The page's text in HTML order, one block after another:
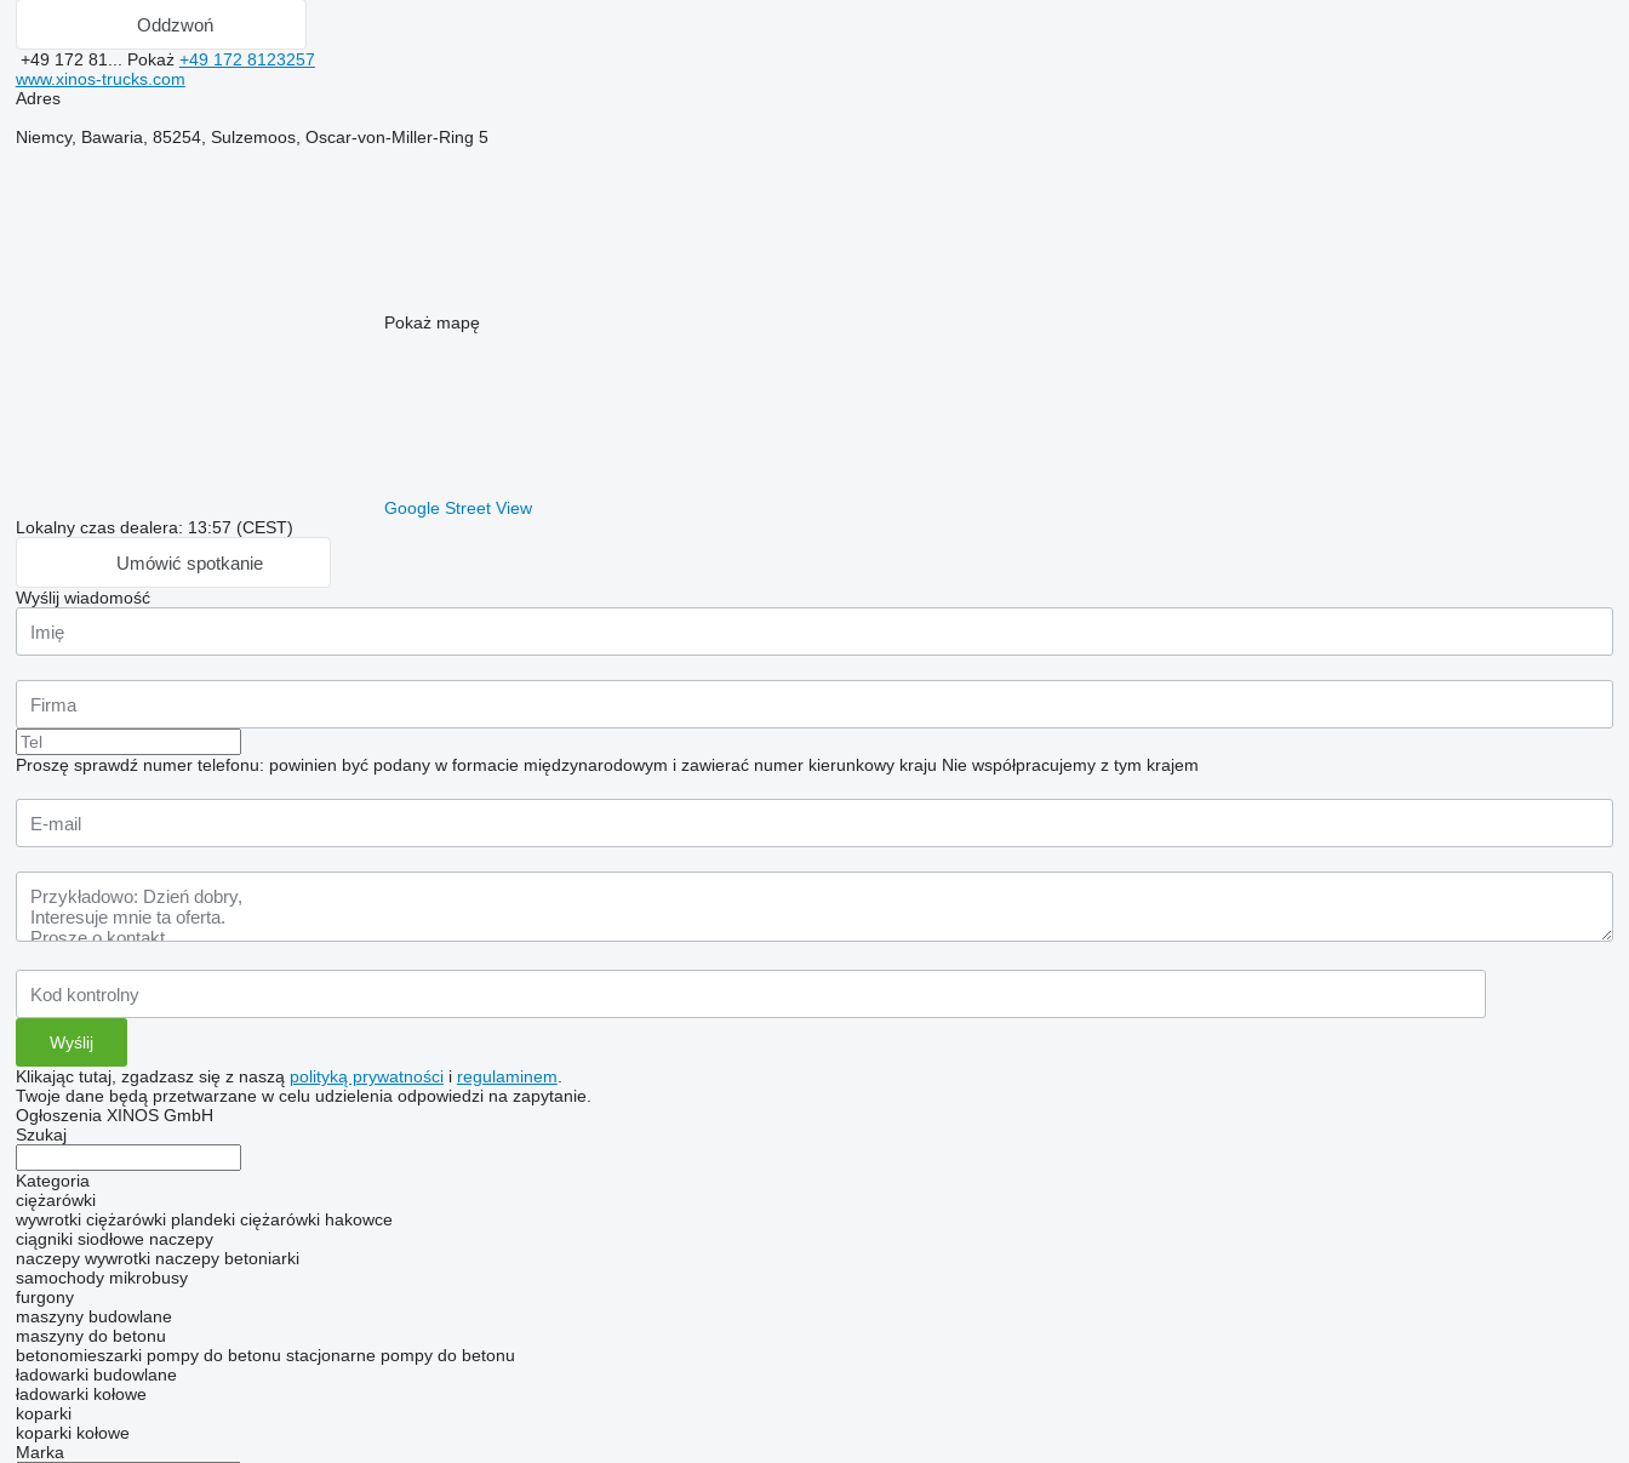
Oddzwoń
+49 172 81... Pokaż +49 172 8123257
www.xinos-trucks.com
Adres
Niemcy, Bawaria, 85254, Sulzemoos, Oscar-von-Miller-Ring 5
Pokaż mapę
Google Street View
Lokalny czas dealera: 13:57 (CEST)
Umówić spotkanie
Wyślij wiadomość
Proszę sprawdź numer telefonu: powinien być podany w formacie międzynarodowym i zawierać numer kierunkowy kraju Nie współpracujemy z tym krajem
Klikając tutaj, zgadzasz się z naszą polityką prywatnościi regulaminem
Twoje dane będą przetwarzane w celu udzielenia odpowiedzi na zapytanie.
Ogłoszenia XINOS GmbH
Szukaj
Kategoria
ciężarówki
wywrotki ciężarówki plandeki ciężarówki hakowce
ciągniki siodłowe naczepy
naczepy wywrotki naczepy betoniarki
samochody mikrobusy
furgony
maszyny budowlane
maszyny do betonu
betonomieszarki pompy do betonu stacjonarne pompy do betonu
ładowarki budowlane
ładowarki kołowe
koparki
koparki kołowe
Marka